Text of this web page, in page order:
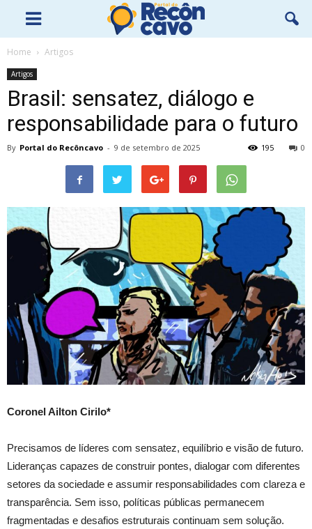
Home Artigos
Artigos
Brasil: sensatez, diálogo e
responsabilidade para o futuro
By Portal do Recôncavo - 9 de setembro de 2025 0
195
Coronel Ailton Cirilo*
Precisamos de líderes com sensatez, equilíbrio e visão de futuro.
Lideranças capazes de construir pontes, dialogar com diferentes
setores da sociedade e assumir responsabilidades com clareza e
transparência. Sem isso, políticas públicas permanecem
fragmentadas e desafios estruturais continuam sem solução.